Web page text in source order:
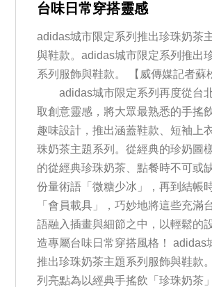
台味日常穿搭靈感
adidas城市限定系列推出珍珠奶茶
與鞋款。adidas城市限定系列推出
系列服飾與鞋款。 【威傳媒記者蘇
adidas城市限定系列再度從台
取創意靈感，將大眾最熟悉的手搖
趣味設計，推出涵蓋鞋款、短袖上
珠奶茶主題系列。從經典的珍奶圖
的從經典珍珠奶茶、點餐時不可或
份量術語「微糖少冰」，再到結帳
「會員載具」，巧妙地將這些充滿
語融入插畫與細節之中，以輕鬆的
造專屬台味日常穿搭風格！ adidas
推出珍珠奶茶主題系列服飾與鞋
列亮點為以經典手搖飲「珍珠奶茶